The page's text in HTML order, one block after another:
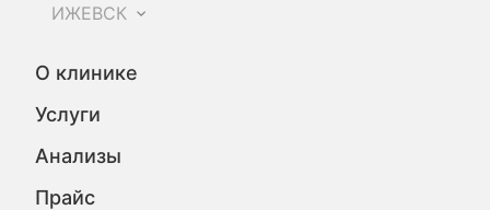
ИЖЕВСК
О клинике
Услуги
Анализы
Прайс